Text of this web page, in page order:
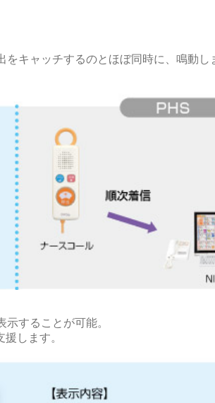
キャッチするのとほぼ同時に、鳴動し
することが可能。
します。